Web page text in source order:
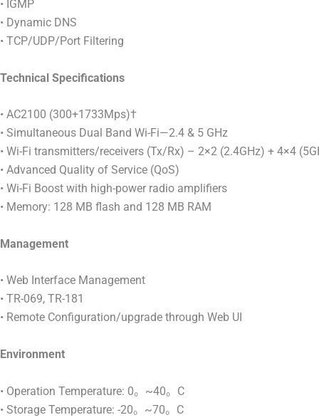
• IGMP
• Dynamic DNS
• TCP/UDP/Port Filtering
Technical Specifications
• AC2100 (300+1733Mps)†
• Simultaneous Dual Band Wi-Fi—2.4 & 5 GHz
• Wi-Fi transmitters/receivers (Tx/Rx) – 2×2 (2.4GHz) + 4×4
• Advanced Quality of Service (QoS)
• Wi-Fi Boost with high-power radio amplifiers
• Memory: 128 MB flash and 128 MB RAM
Management
• Web Interface Management
• TR-069, TR-181
• Remote Configuration/upgrade through Web UI
Environment
• Operation Temperature: 0。~40。C
• Storage Temperature: -20。~70。C